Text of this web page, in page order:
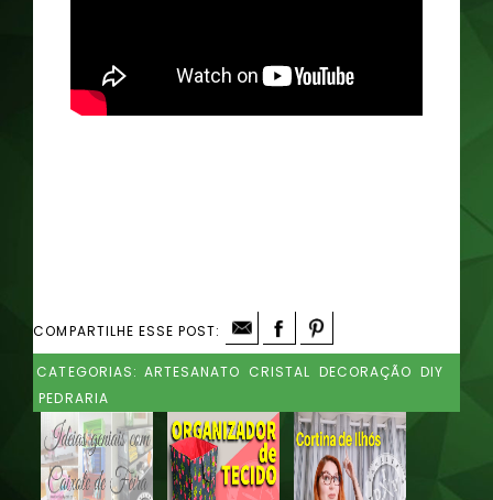
COMPARTILHE ESSE POST:
CATEGORIAS: ARTESANATO CRISTAL DECORAÇÃO DIY
PEDRARIA